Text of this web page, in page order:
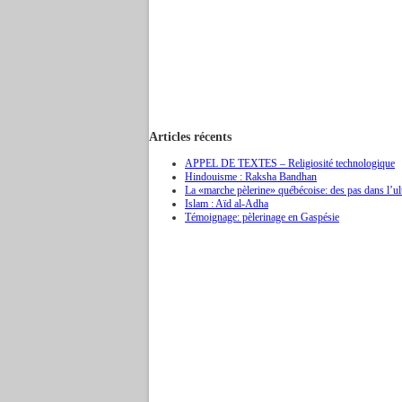
Articles récents
APPEL DE TEXTES – Religiosité technologique
Hindouisme : Raksha Bandhan
La «marche pèlerine» québécoise: des pas dans
Islam : Aïd al-Adha
Témoignage: pèlerinage en Gaspésie